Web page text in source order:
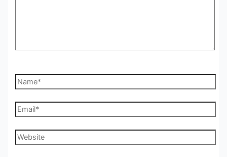
Name*
Email*
Website